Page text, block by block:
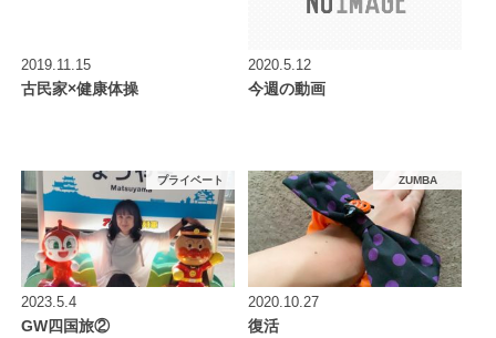
2019.11.15
古民家×健康体操
2020.5.12
今週の動画
プライベート
2023.5.4
GW四国旅②
ZUMBA
2020.10.27
復活